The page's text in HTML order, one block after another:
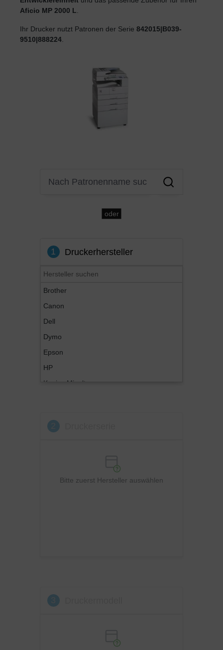
Aficio MP 2000 L
Ihr Drucker nutzt Patronen der Serie 842015|B039-
9510|888224
oder
1 Druckerhersteller
Brother
Canon
Dell
Dymo
Epson
HP
Konica Minolta
OKI
Bitte zuerst Hersteller auswählen